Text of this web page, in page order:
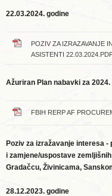
22.03.2024. godine
POZIV ZA IZRAZAVANJE
ASISTENTI
Ažuriran Plan nabavki za
FBIH RERP AF
Poziv za izražavanje interesa
i zamjene/uspostave
Gradačcu, Živinicama,
28.12.2023. godine